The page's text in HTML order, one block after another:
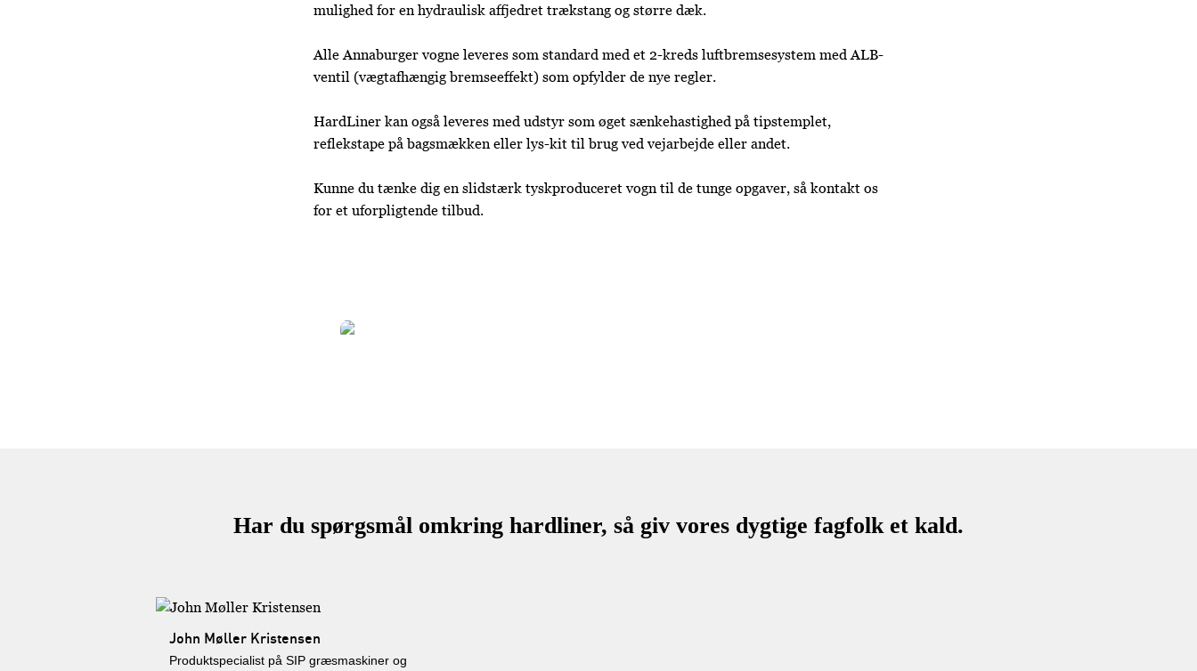
mulighed for en hydraulisk affjedret trækstang og større dæk.
Alle Annaburger vogne leveres som standard med et 2-kreds luftbremsesystem med ALB-
ventil (vægtafhængig bremseeffekt) som opfylder de nye regler.
HardLiner kan også leveres med udstyr som øget sænkehastighed på tipstemplet,
reflekstape på bagsmækken eller lys-kit til brug ved vejarbejde eller andet.
Kunne du tænke dig en slidstærk tyskproduceret vogn til de tunge opgaver, så kontakt os
for et uforpligtende tilbud.
Har du spørgsmål omkring hardliner, så giv vores dygtige fagfolk et kald.
John Møller Kristensen
Produktspecialist på SIP græsmaskiner og